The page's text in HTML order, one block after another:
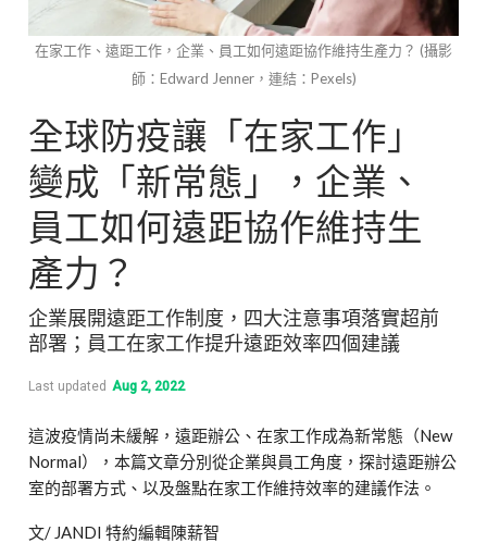
在家工作、遠距工作，企業、員工如何遠距協作維持生產力？ (攝影
師：Edward Jenner，連結：Pexels)
全球防疫讓「在家工作」
變成「新常態」，企業、
員工如何遠距協作維持生
產力？
企業展開遠距工作制度，四大注意事項落實超前
部署；員工在家工作提升遠距效率四個建議
Last updated Aug 2, 2022
這波疫情尚未緩解，遠距辦公、在家工作成為新常態（New
Normal），本篇文章分別從企業與員工角度，探討遠距辦公
室的部署方式、以及盤點在家工作維持效率的建議作法。
文/ JANDI 特約編輯陳薪智